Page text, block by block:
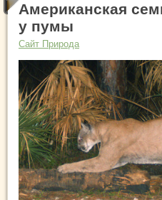
Американская
у пумы
Сайт Природа